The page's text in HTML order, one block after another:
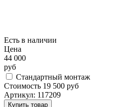
Есть в наличии
Цена
44 000
руб
Стандартный монтаж
Стоимость 19 500 руб
Артикул: 117209